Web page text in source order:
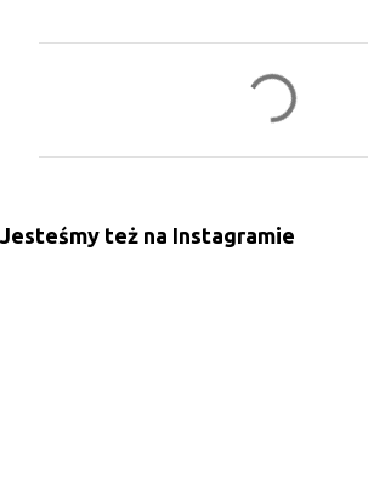
t
Jesteśmy też na Instagramie